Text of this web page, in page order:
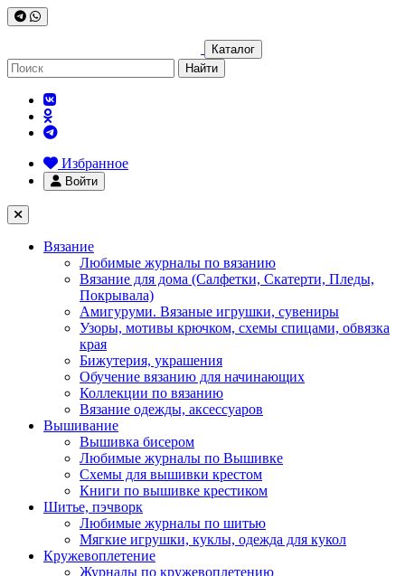
Каталог
Найти
Избранное
Войти
Вязание
Любимые журналы по вязанию
Вязание для дома (Салфетки, Скатерти, Пледы,
Покрывала)
Амигуруми. Вязаные игрушки, сувениры
Узоры, мотивы крючком, схемы спицами, обвязка
края
Бижутерия, украшения
Обучение вязанию для начинающих
Коллекции по вязанию
Вязание одежды, аксессуаров
Вышивание
Вышивка бисером
Любимые журналы по Вышивке
Схемы для вышивки крестом
Книги по вышивке крестиком
Шитье, пэчворк
Любимые журналы по шитью
Мягкие игрушки, куклы, одежда для кукол
Кружевоплетение
Журналы по кружевоплетению